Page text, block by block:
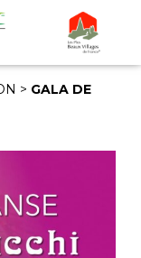
> GALA DE